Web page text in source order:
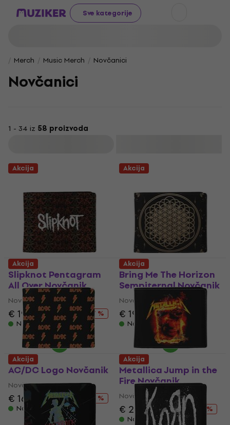
Sve kategorije
Merch Music Merch Novčanici
Novčanici
1 - 34 iz 58 proizvoda
Akcija
Slipknot Pentagram
All Over Novčanik
Novčanik
€ 19.60€ 26.90
- 27 %
Na stanju u skladištu
Akcija
Bring Me The Horizon
Sempiternal Novčanik
Novčanik
€ 19 € 26.90
- 29 %
Na stanju u skladištu
Akcija
AC/DC Logo Novčanik
Novčanik
€ 16.50 € 26.90
- 39 %
Na stanju u skladištu
Akcija
Metallica Jump in the
Fire Novčanik
Novčanik
€ 21.90€ 26.90
- 19 %
Na stanju u skladištu
Akcija Akcija